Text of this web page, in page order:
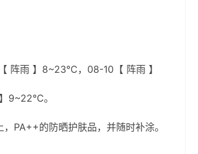
雨 】8~23℃，08-10【 阵雨 】
9~22℃。
PA++的防晒护肤品，并随时补涂。